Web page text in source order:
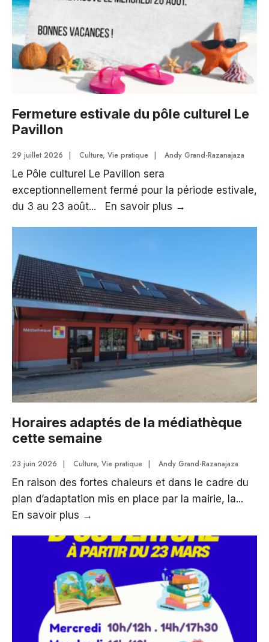
Fermeture estivale du pôle culturel Le
Pavillon
29 juillet 2026 Culture, Vie pratique Andy Grand-Razanajaza
Le Pôle culturel Le Pavillon sera
exceptionnellement fermé pour la période estivale,
du 3 au 23 août... En savoir plus →
Le
Pavillon
Horaires adaptés de la médiathèque
cette semaine
23 juin 2026 | Culture, Vie pratique | Andy Grand-Razanajaza
En raison des fortes chaleurs et dans le cadre du
plan d’adaptation mis en place par la mairie, la...
En savoir plus →
de
médiathèque
cette
semaine